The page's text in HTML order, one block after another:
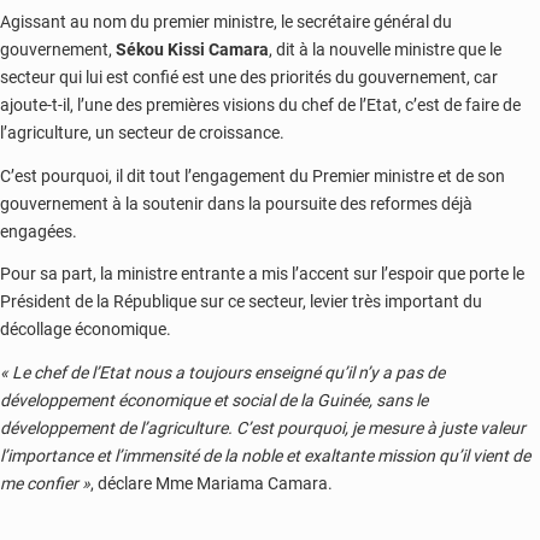
Agissant au nom du premier ministre, le secrétaire général du
gouvernement, Sékou Kissi Camara, dit à la nouvelle ministre que le
secteur qui lui est confié est une des priorités du gouvernement, car
ajoute-t-il, l’une des premières visions du chef de l’Etat, c’est de faire de
l’agriculture, un secteur de croissance.
C’est pourquoi, il dit tout l’engagement du Premier ministre et de son
gouvernement à la soutenir dans la poursuite des reformes déjà
engagées.
Pour sa part, la ministre entrante a mis l’accent sur l’espoir que porte le
Président de la République sur ce secteur, levier très important du
décollage économique.
« Le chef de l’Etat nous a toujours enseigné qu’il n’y a pas de
développement économique et social de la Guinée, sans le
développement de l’agriculture. C’est pourquoi, je mesure à juste valeur
l’importance et l’immensité de la noble et exaltante mission qu’il vient de
me confier », déclare Mme Mariama Camara.